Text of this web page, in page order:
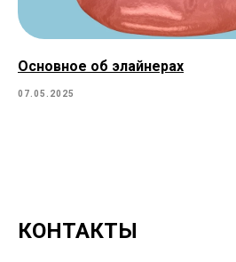
Основное об элайнерах
07.05.2025
КОНТАКТЫ